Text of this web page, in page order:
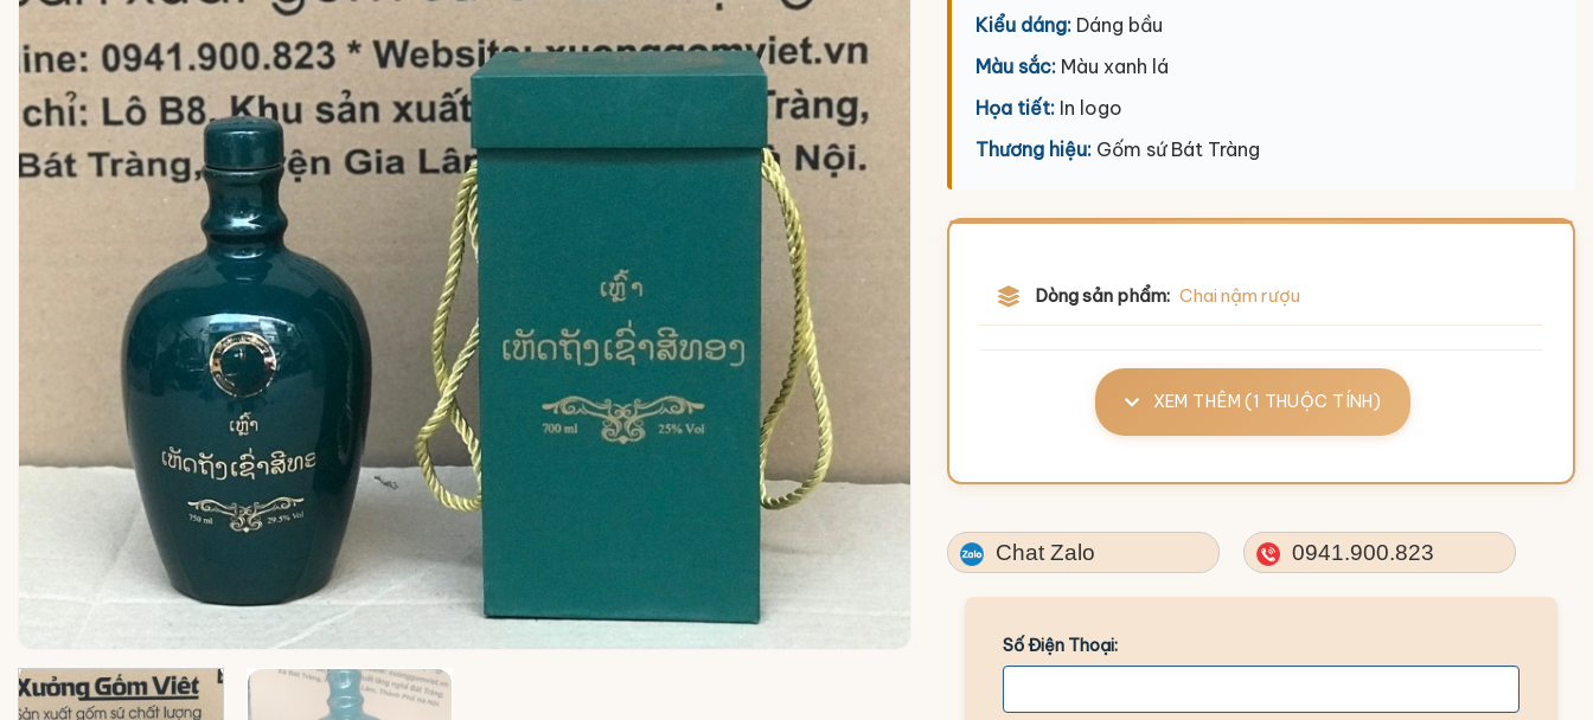
Kiểu dáng: Dáng bầu
Màu sắc: Màu xanh lá
Họa tiết: In logo
Thương hiệu: Gốm sứ Bát Tràng
Dòng sản phẩm: Chai nậm rượu
XEM THÊM (1 THUỘC TÍNH)
Chat Zalo 0941.900.823
Số Điện Thoại: